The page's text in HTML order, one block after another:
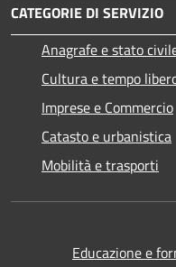
CATEGORIE DI SERVIZIO
Anagrafe e stato
Cultura e tempo
Imprese e Commercio
Catasto e urbanistica
Mobilità e trasporti
Educazione e